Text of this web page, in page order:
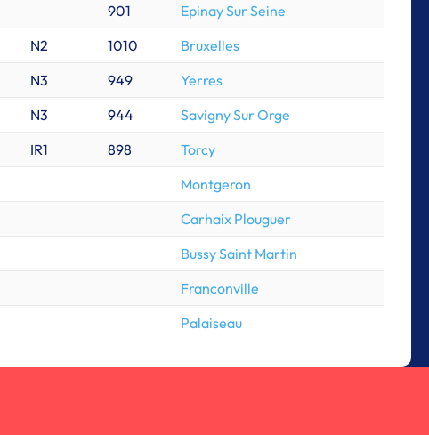
901
Epinay Sur Seine
N2 1010
Bruxelles
N3 949
Yerres
N3 944
Savigny Sur Orge
IR1 898
Torcy
Montgeron
Carhaix Plouguer
Bussy Saint Martin
Franconville
Palaiseau